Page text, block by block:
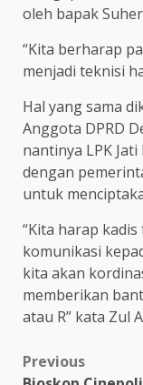
oleh bapak
“Kita berharap
menjadi teknisi
Hal yang sama
Anggota DPRD
nantinya LPK
dengan
untuk
“Kita harap
komunikasi
kita akan
memberikan
atau R” kata Zul
Post
Previous